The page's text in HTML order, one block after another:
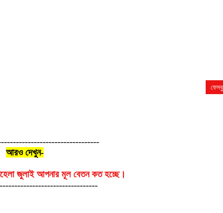
আরও দেখুন-
জুলাই আপনার মূল বেতন কত হচ্ছে।